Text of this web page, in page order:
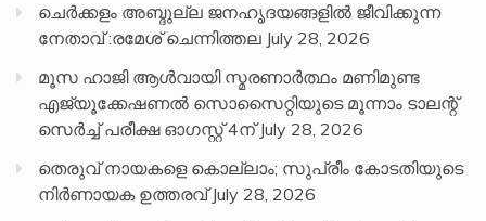
ചെർക്കളം അബ്ദുല്ല ജനഹൃദയങ്ങളിൽ ജീവിക്കുന്ന
നേതാവ് :രമേശ് ചെന്നിത്തല July 28, 2026
മൂസ ഹാജി ആൾവായി സ്മരണാർത്ഥം മണിമുണ്ട
എജ്യൂക്കേഷണൽ സൊസൈറ്റിയുടെ മൂന്നാം ടാലന്റ്
സെർച്ച് പരീക്ഷ ഓഗസ്റ്റ് 4ന് July 28, 2026
തെരുവ് നായകളെ കൊല്ലാം; സുപ്രീം കോടതിയുടെ
നിർണായക ഉത്തരവ് July 28, 2026